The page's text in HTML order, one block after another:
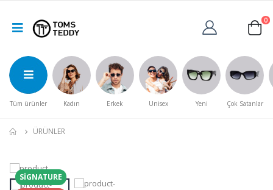
0
Tüm ürünler Kadın Erkek Unisex Yeni Çok Satanlar
ÜRÜNLER
SIGNATURE